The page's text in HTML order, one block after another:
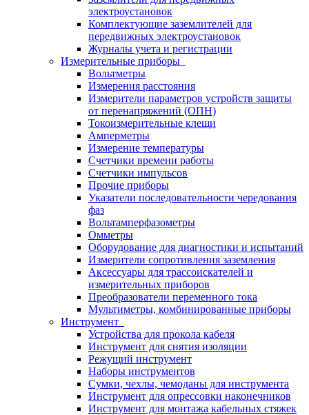
электроустановок
Комплектующие заземлителей для
передвижных электроустановок
Журналы учета и регистрации
Измерительные приборы
Вольтметры
Измерения расстояния
Измерители параметров устройств защиты
от перенапряжений (ОПН)
Токоизмерительные клещи
Амперметры
Измерение температуры
Счетчики времени работы
Счетчики импульсов
Прочие приборы
Указатели последовательности чередования
фаз
Вольтамперфазометры
Омметры
Оборудование для диагностики и испытаний
Измерители сопротивления заземления
Аксессуары для трассоискателей и
измерительных приборов
Преобразователи переменного тока
Мультиметры, комбинированные приборы
Инструмент
Устройства для прокола кабеля
Инструмент для снятия изоляции
Режущий инструмент
Наборы инструментов
Сумки, чехлы, чемоданы для инструмента
Инструмент для опрессовки наконечников
Инструмент для монтажа кабельных стяжек